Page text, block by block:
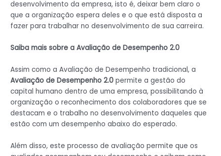
desenvolvimento da empresa, isto é, deixar bem claro o
que a organização espera deles e o que está disposta a
fazer para trabalhar no desenvolvimento de sua carreira.
Saiba mais sobre a Avaliação de Desempenho 2.0
Assim como a Avaliação de Desempenho tradicional, a
Avaliação de Desempenho 2.0 permite a gestão do
capital humano dentro de uma empresa, possibilitando à
organização o reconhecimento dos colaboradores que se
destacam e o trabalho no desenvolvimento daqueles que
estão com um desempenho abaixo do esperado.
Além disso, este processo de avaliação permite que os